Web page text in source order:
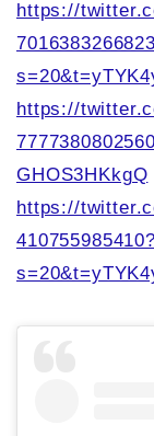
https://
https://
GHOS3HKkgQ
https://
410755985410?